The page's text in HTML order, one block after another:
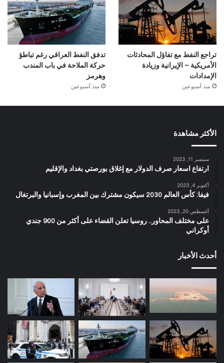
تراجع النفط مع تفاؤل المحادثات
الأمريكية – الإيرانية وزيادة
الإمدادات
منذ أسبوعين
تدفق النفط العراقي رغم تباطؤ
حركة الملاحة في باب المندب
وهرمز
منذ أسبوعين
الأكثر مشاهدة
سبتمبر 11, 2023
ارتفاع اسعار صرف الدولار مع إغلاق بورصتي بغداد والإقليم
أكتوبر 4, 2023
فيفا: كأس العالم 2030 سيكون مشترك بين المغرب وإسبانيا والبرتغال
أغسطس 20, 2023
على مختلف المحاور.. روسيا تعلن القضاء على أكثر من 900 جندي
أوكراني
أحدث الأخبار